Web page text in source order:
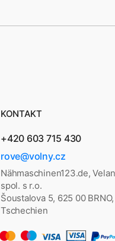
KONTAKT
+420 603 715 430
rove@volny.cz
Nähmaschinen123.de,
spol. s r.o.
Šoustalova 5, 625 00 BRNO,
Tschechien